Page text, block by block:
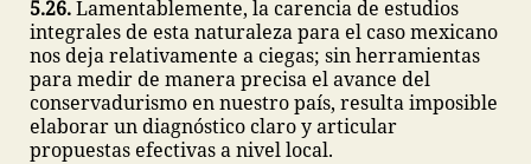
5.26.Lamentablemente, la carencia de estudios
integrales de esta naturaleza para el caso mexicano
nos deja relativamente a ciegas; sin herramientas
para medir de manera precisa el avance del
conservadurismo en nuestro país, resulta imposible
elaborar un diagnóstico claro y articular
propuestas efectivas a nivel local.